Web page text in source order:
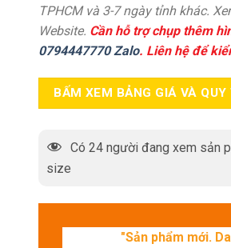
TPHCM và 3-7 ngày tỉnh khác.
Website. Cần hỗ trợ chụp thêm
0794447770 Zalo. Liên hệ để
BẤM XEM BẢNG GIÁ VÀ
Có 24người đang xem sản
size
"Sản phẩm mới.